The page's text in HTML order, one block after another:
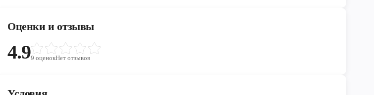
Оценки и отзывы
4.99 оценокНет отзывов